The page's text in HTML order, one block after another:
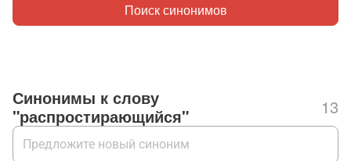
Поиск синонимов
Синонимы к слову
"распростирающийся"
13